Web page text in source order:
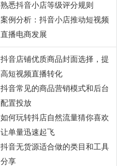
熟悉抖音小店等级评分规则
案例分析：抖音小店推动短视频
直播电商发展
抖音店铺优质商品封面选择，提
高短视频直播转化
抖音常见的商品营销模式和后台
配置投放
如何玩转抖店自然流量猜你喜欢
让单量迅速起飞
抖音无货源适合做的类目和工具
分享